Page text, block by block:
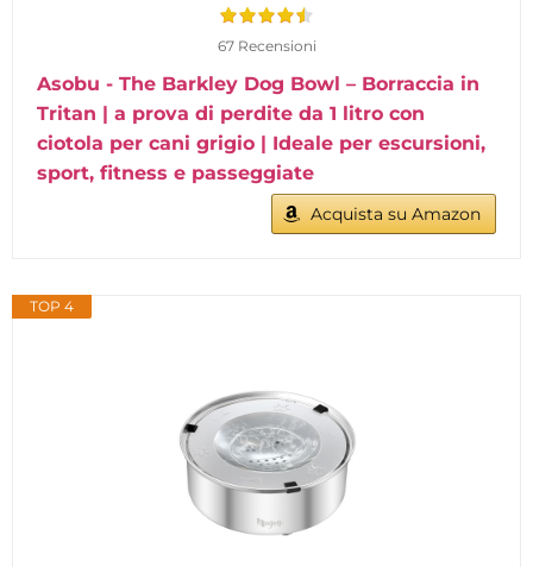
67 Recensioni
Asobu - The Barkley Dog Bowl – Borraccia in
Tritan | a prova di perdite da 1 litro con
ciotola per cani grigio | Ideale per escursioni,
sport, fitness e passeggiate
Acquista su Amazon
TOP 4